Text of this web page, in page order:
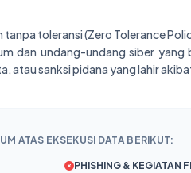
toleransi (Zero Tolerance
dan undang-undang siber yang
atau sanksi pidana yang lahir
ATAS EKSEKUSI DATA BERIKUT:
PHISHING & KEGIATAN